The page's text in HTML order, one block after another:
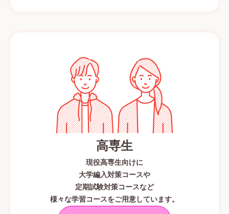
高専生
現役高専生向けに
大学編入対策コースや
定期試験対策コースなど
様々な学習コースをご用意しています。